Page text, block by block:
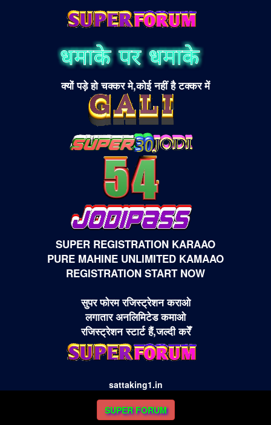
क्यों पड़े हो चक्कर मे,कोई नहीं है टक्कर में
SUPER REGISTRATION KARAAO
PURE MAHINE UNLIMITED KAMAAO
REGISTRATION START NOW
सुपर फोरम रजिस्ट्रेशन कराओ
लगातार अनलिमिटेड कमाओ
रजिस्ट्रेशन स्टार्ट हैं,जल्दी करेँ
sattaking1.in
SUPER FORUM